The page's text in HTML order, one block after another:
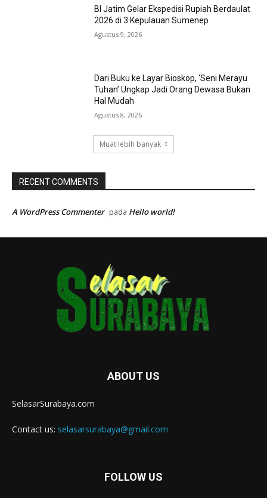
BI Jatim Gelar Ekspedisi Rupiah Berdaulat
2026 di 3 Kepulauan Sumenep
Agustus 9, 2026
Dari Buku ke Layar Bioskop, ‘Seni Merayu
Tuhan’ Ungkap Jadi Orang Dewasa Bukan
Hal Mudah
Agustus 8, 2026
Muat lebih banyak
RECENT COMMENTS
A WordPress Commenter pada Hello world!
ABOUT US
SelasarSurabaya.com
Contact us: selasarsurabaya@gmail.com
FOLLOW US